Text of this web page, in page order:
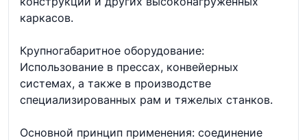
каркасов.
Крупногабаритное оборудование:
Использование в прессах, конвейерных
системах, а также в производстве
специализированных рам и тяжелых станков.
Основной принцип применения: соединение